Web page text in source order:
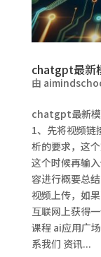
chatgpt最新
由
chatgpt最新模
1、先将视频链
析的要求，这
这个时候再输
容进行概要总
视频上传，如
互联网上获得
课程 ai应用广
系我们 资讯...